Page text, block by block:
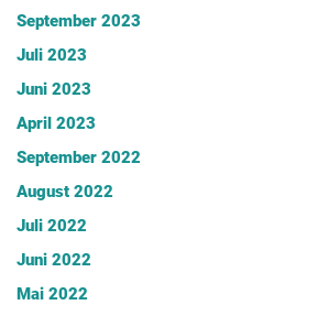
September 2023
Juli 2023
Juni 2023
April 2023
September 2022
August 2022
Juli 2022
Juni 2022
Mai 2022